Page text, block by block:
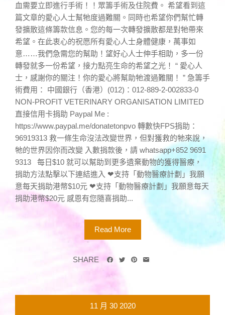
血需要立即進行手術！！眾籌手術及住院費。 希望看到這
篇文章的愛心人士幫牠度過難關。同時也希望你們幫忙轉
發擴散這條籌款信息。您的每一次轉發擴散都是對牠帶來
希望。在此衷心的祝愿所有愛心人士身體健康，萬事如
意……我們急需您的幫助！望好心人士伸手相助，多一份
轉發就多一份希望，接力點亮生命的希望之光！ “ 愛心人
士，感謝你的關注！你的愛心將幫助牠渡過難關！ ” 急籌手
術費用： 中國銀行（香港）(012)：012-889-2-002833-0
NON-PROFIT VETERINARY ORGANISATION LIMITED
直接信用卡捐助 Paypal Me :
https://www.paypal.me/donatetonpvo 轉數快FPS捐助：
96919313 救一條生命沒法改變世界，但對獲救的牠來說，
牠的世界因你而改變 入數捐款後，請 whatsapp+852 9691
9313 每日$10 就可以幫助到更多遺棄動物的獲得醫療，
捐助方法點擊以下連結進入 ❤支持「動物醫療計劃」我願
意每天捐助港幣$10元 ❤支持「動物醫療計劃」我願意每天
捐助港幣$20元 感恩有您隨喜捐助...
Read More
SHARE
11 月 30 2020